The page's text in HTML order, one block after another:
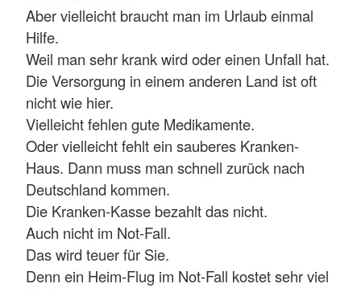
Aber vielleicht braucht man im Urlaub einmal
Hilfe.
Weil man sehr krank wird oder einen Unfall hat.
Die Versorgung in einem anderen Land ist oft
nicht wie hier.
Vielleicht fehlen gute Medikamente.
Oder vielleicht fehlt ein sauberes Kranken-
Haus. Dann muss man schnell zurück nach
Deutschland kommen.
Die Kranken-Kasse bezahlt das nicht.
Auch nicht im Not-Fall.
Das wird teuer für Sie.
Denn ein Heim-Flug im Not-Fall kostet sehr viel